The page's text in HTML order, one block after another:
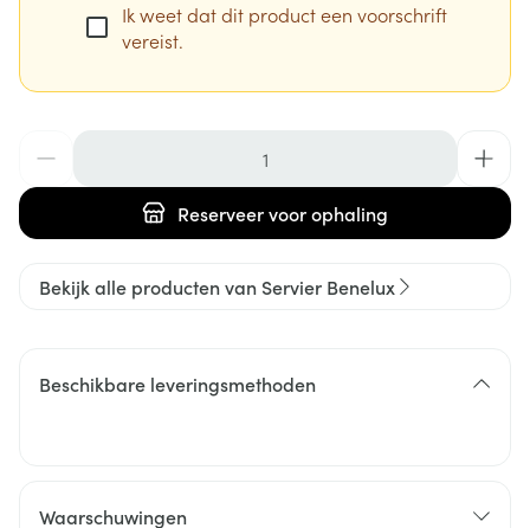
Ik weet dat dit product een voorschrift
vereist.
Reserveervoor ophaling
Bekijk alle producten van Servier Benelux
Beschikbare leveringsmethoden
Waarschuwingen